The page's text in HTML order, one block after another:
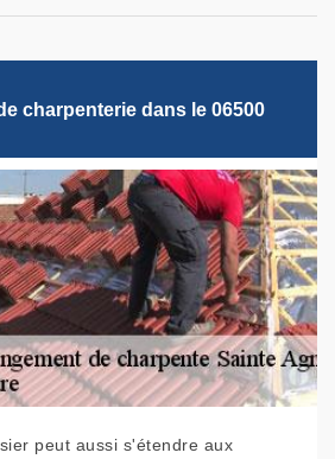
charpenterie dans le 06500
peut aussi s'étendre aux